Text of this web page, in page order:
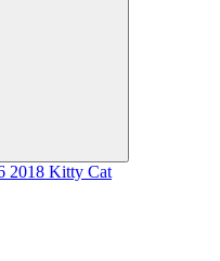
2018 Kitty Cat